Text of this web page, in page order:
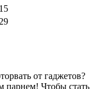
от гаджетов?
парнем! Чтобы стать